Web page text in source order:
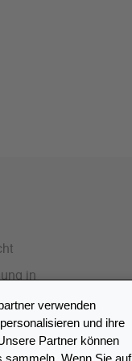
in
verwenden
und ihre
Partner können
sammeln. Wenn Sie auf